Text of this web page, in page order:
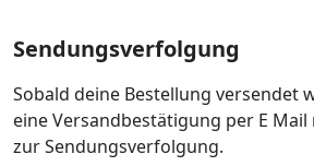
Sendungsverfolgung
Sobald deine Bestellung versendet
eine Versandbestätigung per E
zur Sendungsverfolgung.